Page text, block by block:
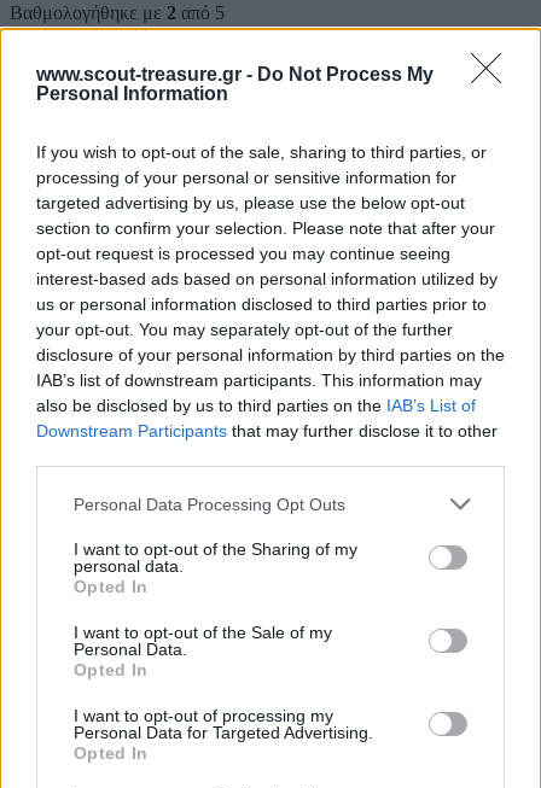
www.scout-treasure.gr - Do Not Process My
Personal Information
If you wish to opt-out of the sale, sharing to third parties, or
processing of your personal or sensitive information for
targeted advertising by us, please use the below opt-out
section to confirm your selection. Please note that after your
opt-out request is processed you may continue seeing
interest-based ads based on personal information utilized by
us or personal information disclosed to third parties prior to
your opt-out. You may separately opt-out of the further
disclosure of your personal information by third parties on the
IAB’s list of downstream participants. This information may
also be disclosed by us to third parties on the IAB’s List of
Downstream Participants that may further disclose it to other
Please note that this website/app uses one or more Google
not limited to your visit or usage behaviour. You may click to
grant or deny consent to Google and its third-party tags to
use your data for below specified purposes in below Google
consent section.
Personal Data Processing Opt Outs
I want to opt-out of the Sharing of my
personal data.
Opted In
I want to opt-out of the Sale of my
Personal Data.
Opted In
I want to opt-out of processing my
Personal Data for Targeted Advertising.
Opted In
Βαθμολογήθηκε με 2 από 5
0
Clear filters
Δεν υπάρχει καμία αξιολόγηση ακόμη.
Κάνετε την πρώτη αξιολόγηση για το προϊόν: “Τα μήλα”
Η ηλ. διεύθυνση σας δεν δημοσιεύεται. Τα υποχρεωτικά πεδία
σημειώνονται με*
Η βαθμολογία σας*
Η αξιολόγησή σας*
*
Αποθήκευσε το όνομά μου, email, και τον ιστότοπο μου σε
αυτόν τον πλοηγό για την επόμενη φορά που θα σχολιάσω.